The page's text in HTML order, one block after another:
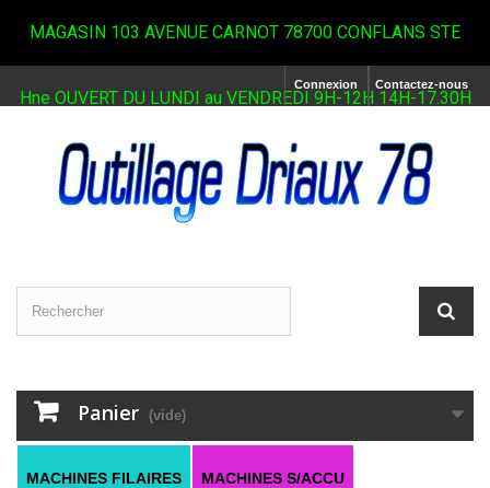
MAGASIN 103 AVENUE CARNOT 78700 CONFLANS STE
Hne OUVERT DU LUNDI au VENDREDI 9H-12H 14H-17.30H
Contactez-nous
Connexion
Panier (vide)
MACHINES FILAIRES MACHINES S/ACCU